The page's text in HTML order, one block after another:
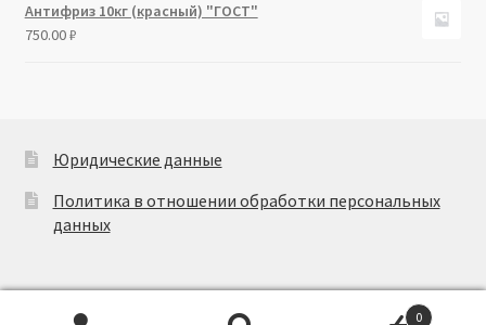
Антифриз 10кг (красный) "ГОСТ"
750.00₽
Юридические данные
Политика в отношении обработки персональных
данных
0